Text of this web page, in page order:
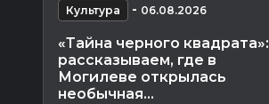
Культура - 06.08.2026
«Тайна черного квадрата»:
рассказываем, где в
Могилеве открылась
необычная...